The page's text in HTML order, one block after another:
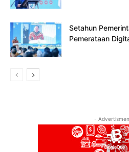
Setahun
Pemerataan
-